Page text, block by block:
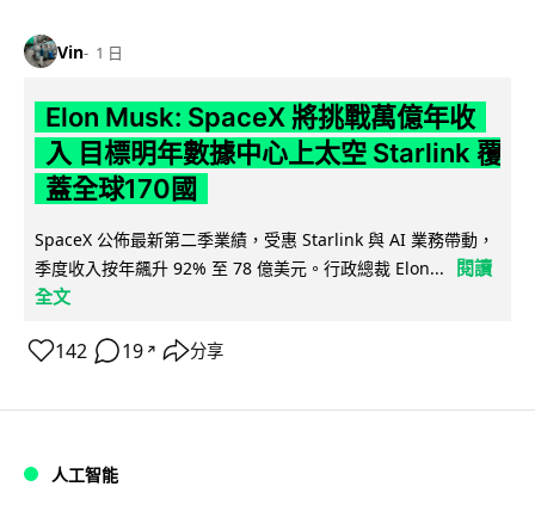
Vin 1 日
Elon Musk: SpaceX 將挑戰萬億年收
入 目標明年數據中心上太空 Starlink 覆
蓋全球170國
SpaceX 公佈最新第二季業績，受惠 Starlink 與 AI 業務帶動，
季度收入按年飆升 92% 至 78 億美元。行政總裁 Elon...
閱讀
全文
142 19 ↗ 分享
人工智能